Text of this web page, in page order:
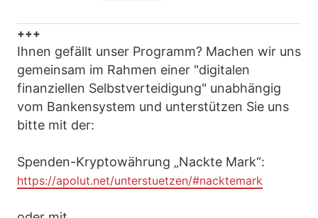
+++
Ihnen gefällt unser Programm? Machen wir uns
gemeinsam im Rahmen einer "digitalen
finanziellen Selbstverteidigung" unabhängig
vom Bankensystem und unterstützen Sie uns
bitte mit der:
Spenden-Kryptowährung „Nackte Mark“:
https://apolut.net/unterstuetzen/#nacktemark